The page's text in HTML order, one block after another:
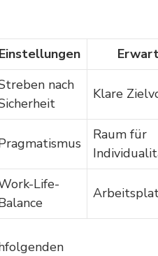
Einstellungen
nach
Klare
Raum für
Life-